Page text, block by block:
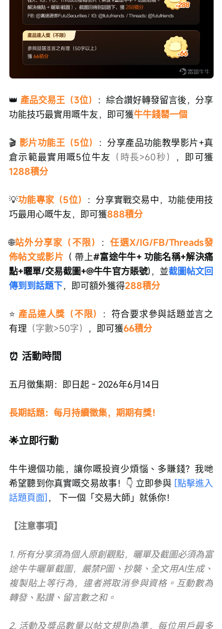
👑 產品交易王（3位） ：綜合讚好轉發留言後，分享
功能技巧最實用嘅牛友，即可獲牛牛錢罌一個
🎬 影片功能王（5位）
：分享產品功能教學影片+真
倉示範最實用嘅5位牛友 （時長>60秒）
，即可獲
1288積分
💡功能專家（5位） ：分享實戰交易中，功能使用技
巧最用心嘅牛友，即可獲888積分
🌐站外分享家（不限） ：任選X/IG/FB/Threads發
佈帖文或影片 （ 帶上#富途牛牛+ 功能名稱+解決痛
點+曬單/交易截圖+@牛牛官方賬號)，並截圖帖文回
傳到到話題下，即可額外獲得288積分
⭐ 產品達人獎（不限）
：符合要求參與話題並言之
有理 （字數>50字） ，即可獲66積分
⏰ 活動時間
五月徵集期：即日起 - 2026年6月14日
長期話題：每月持續徵集，期期有獎！
🌟立即行動
牛牛邊個功能，讓你嘅投資少煩惱、多賺錢？我哋
希望聽到你真實嘅交易故事！👇 立即參與 [點擊進入
話題頁面]， 下一個「交易大師」就係你！
【注意事項】
1. 所有分享須為個人原創觀點，曬單及截圖必須為富
途牛牛曬單截圖，嚴禁P圖、抄襲、全文用AI生成、
複製貼上等行為，違者將取消參與資格。互動數為
轉發、點讚、留言數之和。
2. 活動及獎品數量以帖文規則為準，每位用戶最多